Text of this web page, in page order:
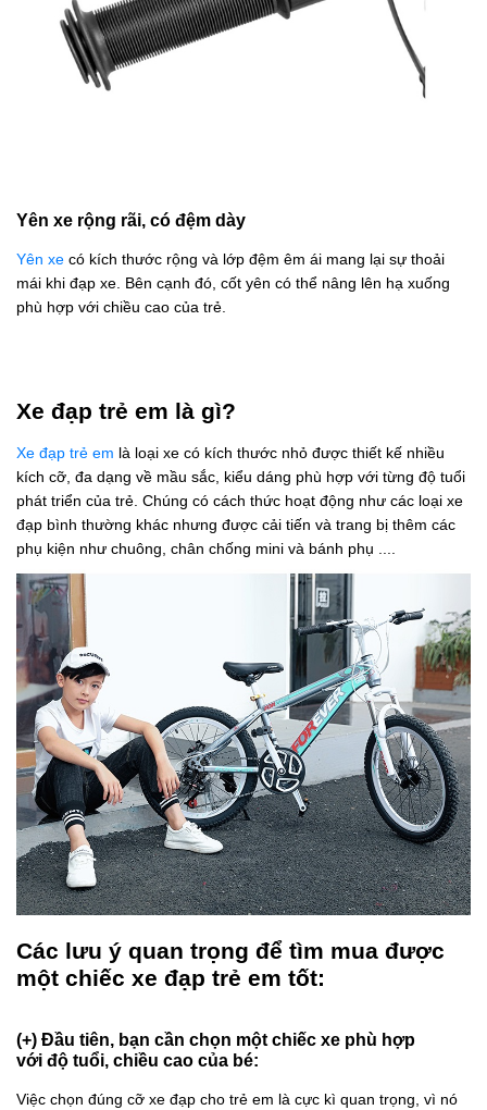
Yên xe rộng rãi, có đệm dày
Yên xe có kích thước rộng và lớp đệm êm ái mang lại sự thoải
mái khi đạp xe. Bên cạnh đó, cốt yên có thể nâng lên hạ xuống
phù hợp với chiều cao của trẻ.
Xe đạp trẻ em là gì?
Xe đạp trẻ em là loại xe có kích thước nhỏ được thiết kế nhiều
kích cỡ, đa dạng về mầu sắc, kiểu dáng phù hợp với từng độ tuổi
phát triển của trẻ. Chúng có cách thức hoạt động như các loại xe
đạp bình thường khác nhưng được cải tiến và trang bị thêm các
phụ kiện như chuông, chân chống mini và bánh phụ ....
Các lưu ý quan trọng để tìm mua được
một chiếc xe đạp trẻ em tốt:
(+) Đầu tiên, bạn cần chọn một chiếc xe phù hợp
với độ tuổi, chiều cao của bé:
Việc chọn đúng cỡ xe đạp cho trẻ em là cực kì quan trọng, vì nó